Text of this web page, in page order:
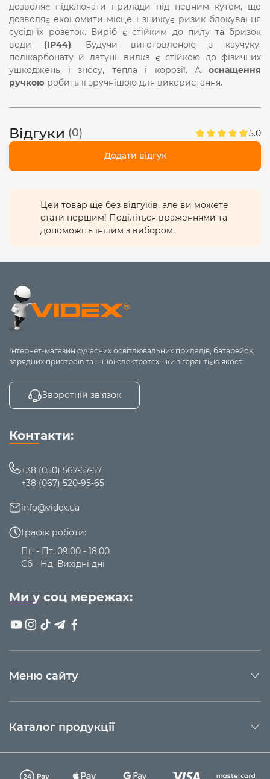
дозволяє підключати прилади під певним кутом, що
дозволяє економити місце і знижує ризик блокування
сусідніх розеток. Виріб є стійким до пилу та бризок
води (ІР44). Будучи виготовленою з каучуку,
полікарбонату й латуні, вилка є стійкою до фізичних
ушкоджень і зносу, тепла і корозії. А оснащення
ручкою робить її зручнішою для використання.
Відгуки (0) 5.0
Додати відгук
Цей товар ще без відгуків, але ви можете
стати першим! Поділіться враженнями та
допоможіть іншим з вибором.
Інтернет-магазин сучасних освітлювальних приладів, батарейок,
зарядних пристроїв та іншої електротехніки з гарантією якості.
Зворотній зв’язок
Меню сайту
Каталог продукції
Контакти:
+38 (050) 567-57-57
+38 (067) 520-95-65
info@videx.ua
Графік роботи:
Пн - Пт: 09:00 - 18:00
Сб - Нд: Вихідні дні
Ми у соц мережах: